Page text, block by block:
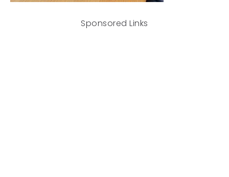
Sponsored Links